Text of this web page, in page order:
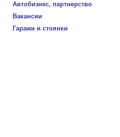
Автобизнес, партнерство
Вакансии
Гаражи и стоянки